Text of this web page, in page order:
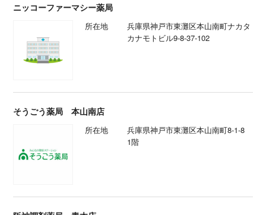
ニッコーファーマシー薬局
所在地
兵庫県神戸市東灘区本山南町ナカタ
カナモトビル9-8-37-102
そうごう薬局 本山南店
所在地
兵庫県神戸市東灘区本山南町8-1-8
1階